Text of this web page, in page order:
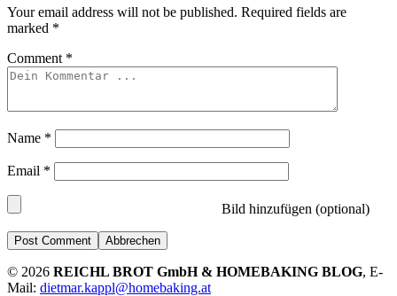
Your email address will not be published. Required fields are
marked *
Comment *
Name *
Email *
Bild hinzufügen (optional)
Abbrechen
© 2026 REICHL BROT GmbH & HOMEBAKING BLOG, E-
Mail: dietmar.kappl@homebaking.at